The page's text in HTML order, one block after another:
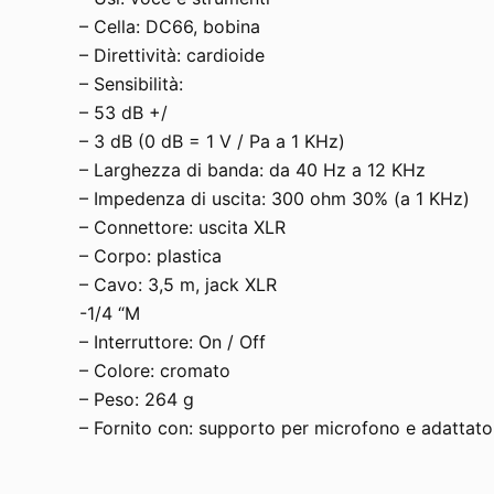
– Cella: DC66, bobina
– Direttività: cardioide
– Sensibilità:
– 53 dB +/
– 3 dB (0 dB = 1 V / Pa a 1 KHz)
– Larghezza di banda: da 40 Hz a 12 KHz
– Impedenza di uscita: 300 ohm 30% (a 1 KHz)
– Connettore: uscita XLR
– Corpo: plastica
– Cavo: 3,5 m, jack XLR
-1/4 “M
– Interruttore: On / Off
– Colore: cromato
– Peso: 264 g
– Fornito con: supporto per microfono e